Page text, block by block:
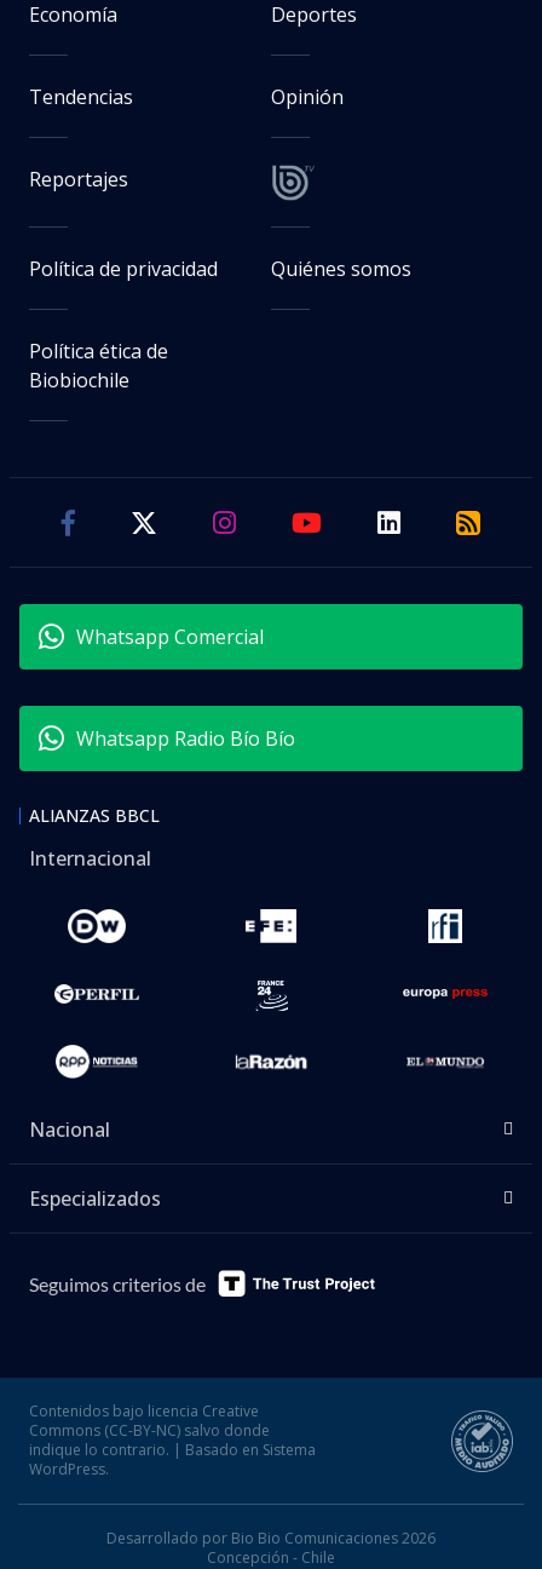
Economía Deportes
Tendencias Opinión
Reportajes
Política de privacidad Quiénes somos
Política ética de
Biobiochile
Whatsapp Comercial
Whatsapp Radio Bío Bío
ALIANZAS BBCL
Internacional
Nacional
Especializados
Seguimos criterios de
Contenidos bajo licencia Creative
Commons (CC-BY-NC) salvo donde
indique lo contrario. | Basado en Sistema
WordPress.
Desarrollado por Bio Bio Comunicaciones 2026
Concepción - Chile